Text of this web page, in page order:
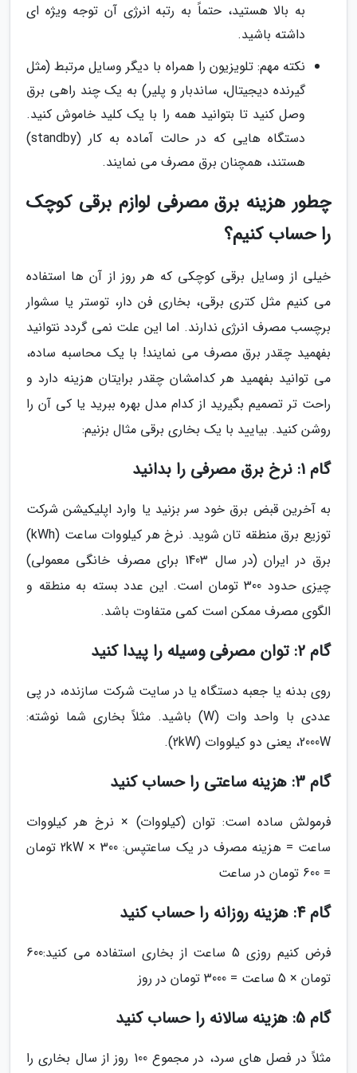
به بالا هستید، حتماً به رتبه انرژی آن توجه ویژه ای
داشته باشید.
نکته مهم: تلویزیون را همراه با دیگر وسایل مرتبط (مثل
گیرنده دیجیتال، ساندبار و پلیر) به یک چند راهی برق
وصل کنید تا بتوانید همه را با یک کلید خاموش کنید.
دستگاه هایی که در حالت آماده به کار (standby)
هستند، همچنان برق مصرف می نمایند.
چطور هزینه برق مصرفی لوازم برقی کوچک
را حساب کنیم؟
خیلی از وسایل برقی کوچکی که هر روز از آن ها استفاده
می کنیم مثل کتری برقی، بخاری فن دار، توستر یا سشوار
برچسب مصرف انرژی ندارند. اما این علت نمی گردد نتوانید
بفهمید چقدر برق مصرف می نمایند! با یک محاسبه ساده،
می توانید بفهمید هر کدامشان چقدر برایتان هزینه دارد و
راحت تر تصمیم بگیرید از کدام مدل بهره ببرید یا کی آن را
روشن کنید. بیایید با یک بخاری برقی مثال بزنیم:
گام 1: نرخ برق مصرفی را بدانید
به آخرین قبض برق خود سر بزنید یا وارد اپلیکیشن شرکت
توزیع برق منطقه تان شوید. نرخ هر کیلووات ساعت (kWh)
برق در ایران (در سال 1403 برای مصرف خانگی معمولی)
چیزی حدود 300 تومان است. این عدد بسته به منطقه و
الگوی مصرف ممکن است کمی متفاوت باشد.
گام 2: توان مصرفی وسیله را پیدا کنید
روی بدنه یا جعبه دستگاه یا در سایت شرکت سازنده، در پی
عددی با واحد وات (W) باشید. مثلاً بخاری شما نوشته:
2000W، یعنی دو کیلووات (2kW).
گام 3: هزینه ساعتی را حساب کنید
فرمولش ساده است: توان (کیلووات) × نرخ هر کیلووات
ساعت = هزینه مصرف در یک ساعتپس: 2kW × 300 تومان
= 600 تومان در ساعت
گام 4: هزینه روزانه را حساب کنید
فرض کنیم روزی 5 ساعت از بخاری استفاده می کنید:600
تومان × 5 ساعت = 3000 تومان در روز
گام 5: هزینه سالانه را حساب کنید
مثلاً در فصل های سرد، در مجموع 100 روز از سال بخاری را